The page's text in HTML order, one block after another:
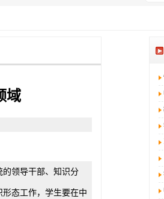
域
领导干部、知识分
态工作，学生要在中